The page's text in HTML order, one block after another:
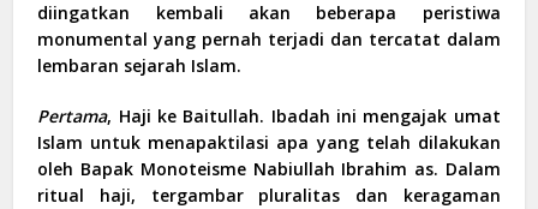
diingatkan kembali akan beberapa peristiwa
monumental yang pernah terjadi dan tercatat dalam
lembaran sejarah Islam.
Pertama, Haji ke Baitullah. Ibadah ini mengajak umat
Islam untuk menapaktilasi apa yang telah dilakukan
oleh Bapak Monoteisme Nabiullah Ibrahim as. Dalam
ritual haji, tergambar pluralitas dan keragaman